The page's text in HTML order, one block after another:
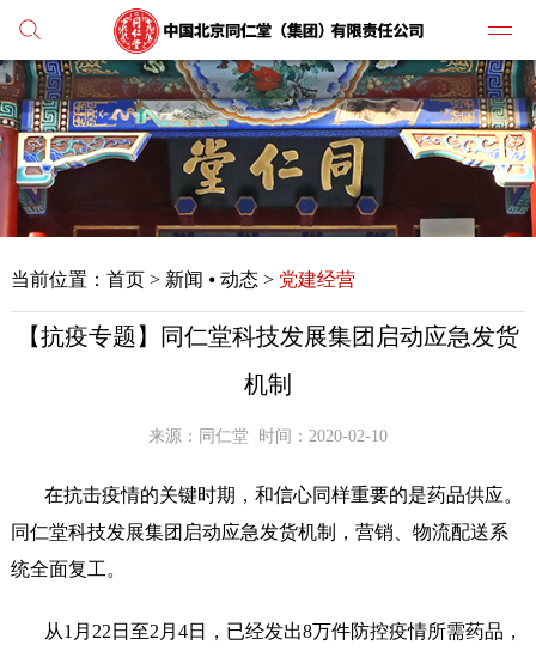
党建
人才
学习
业务
药店
当前位置： 首页> 新闻 ⦁ 动态 > 党建经营
【抗疫专题】同仁堂科技发展集团启动应急发货
机制
来源：同仁堂 时间：2020-02-10
在抗击疫情的关键时期，和信心同样重要的是药品供应。
同仁堂科技发展集团启动应急发货机制，营销、物流配送系
统全面复工。
从1月22日至2月4日，已经发出8万件防控疫情所需药品，